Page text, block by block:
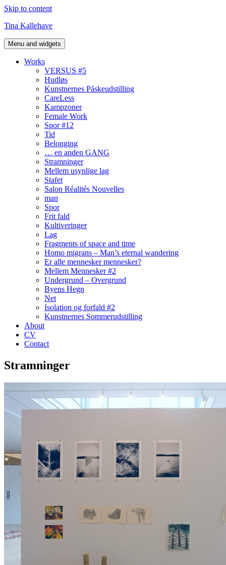
Skip to content
Tina Kallehave
Menu and widgets
Works
VERSUS #5
Hudløs
Kunstnernes Påskeudstilling
CareLess
Kampzoner
Female Work
Spor #12
Tid
Belonging
… en anden GANG
Stramninger
Mellem usynlige lag
Stafet
Salon Réalités Nouvelles
man
Spor
Frit fald
Kultiveringer
Lag
Fragments of space and time
Homo migrans – Man’s eternal wandering
Er alle mennesker mennesker?
Mellem Mennesker #2
Undergrund – Overgrund
Byens Hegn
Net
Isolation og forfald #2
Kunstnernes Sommerudstilling
About
CV
Contact
Stramninger